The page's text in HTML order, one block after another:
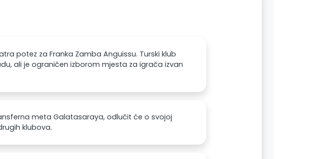
potez za Franka Zamba Anguissu. Turski klub
ali je ograničen izborom mjesta za igrača izvan
meta Galatasaraya, odlučit će o svojoj
klubova.